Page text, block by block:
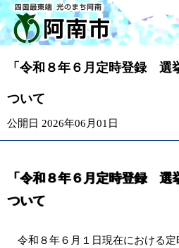
「令和８年６月定時登録 選
ついて
公開日 2026年06月01日
「令和８年６月定時登録 選
ついて
令和８年６月１日現在における定